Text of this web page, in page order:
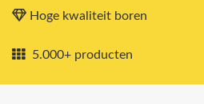
Hoge kwaliteit boren
5.000+ producten